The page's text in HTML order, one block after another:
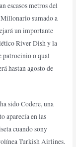
escasos metros del
Millonario sumado a
un importante
River Dish y la
patrocinio o qual
hastan agosto de
sido Codere, una
aparecía en las
cuando sony
Turkish Airlines.